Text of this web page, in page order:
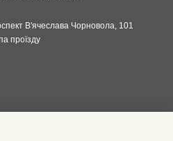
В'ячеслава Чорновола, 101
проїзду